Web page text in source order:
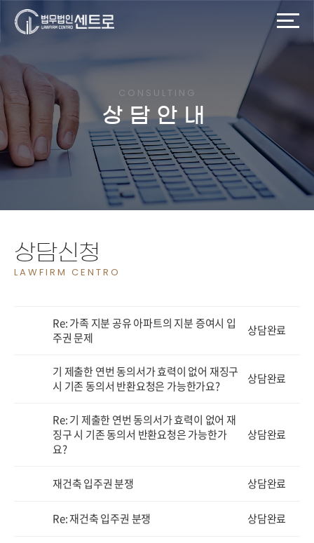
CONSULTING
상담안내
상담신청
Re: 가족 지분 공유 아파트의 지분 증여시 입
주권 문제
상담완료
기 제출한 연번 동의서가 효력이 없어 재징구
시 기존 동의서 반환요청은 가능한가요?
상담완료
Re: 기 제출한 연번 동의서가 효력이 없어 재
징구 시 기존 동의서 반환요청은 가능한가
요?
상담완료
재건축 입주권 분쟁 상담완료
Re: 재건축 입주권 분쟁 상담완료